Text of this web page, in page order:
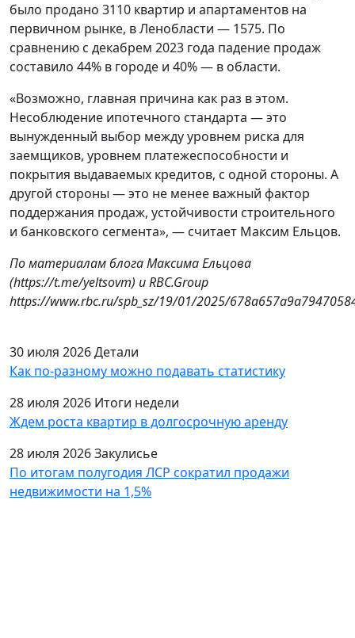
было продано 3110 квартир и апартаментов на
первичном рынке, в Ленобласти — 1575. По
сравнению с декабрем 2023 года падение продаж
составило 44% в городе и 40% — в области.
«Возможно, главная причина как раз в этом.
Несоблюдение ипотечного стандарта — это
вынужденный выбор между уровнем риска для
заемщиков, уровнем платежеспособности и
покрытия выдаваемых кредитов, с одной стороны. А
другой стороны — это не менее важный фактор
поддержания продаж, устойчивости строительного
и банковского сегмента», — считает Максим Ельцов.
По материалам блога Максима Ельцова
(https://t.me/yeltsovm) и RBC.Group
https://www.rbc.ru/spb_sz/19/01/2025/
30 июля 2026Детали
Как по-разному можно подавать статистику
28 июля 2026 Итоги недели
Ждем роста квартир в долгосрочную аренду
28 июля 2026Закулисье
По итогам полугодия ЛСР сократил продажи
недвижимости на 1,5%